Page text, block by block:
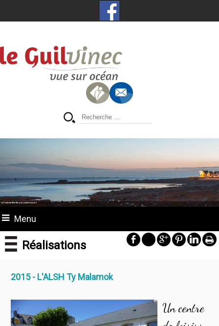
La Pointe de Men Meur, au coucher du soleil
Menu
Réalisations
2015 - L'ALSH Ty Malamok
Un centre